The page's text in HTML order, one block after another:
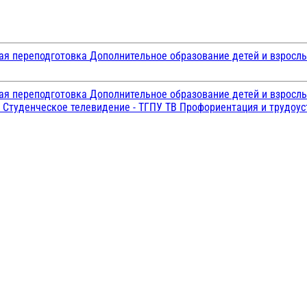
переподготовка Дополнительное образование детей и
переподготовка Дополнительное образование детей и
Студенческое телевидение - ТГПУ ТВ Профориентация и